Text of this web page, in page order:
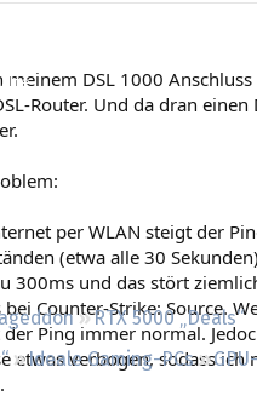
RTX 5000 „Deals“
Ideale Gaming-PCs
DSL 1000 Anschluss
Router. Und da dran einen
per WLAN steigt der
(etwa alle 30
300ms und das stört
Counter-Strike: Source.
Ping immer normal.
etwas verbogen, sodass ich